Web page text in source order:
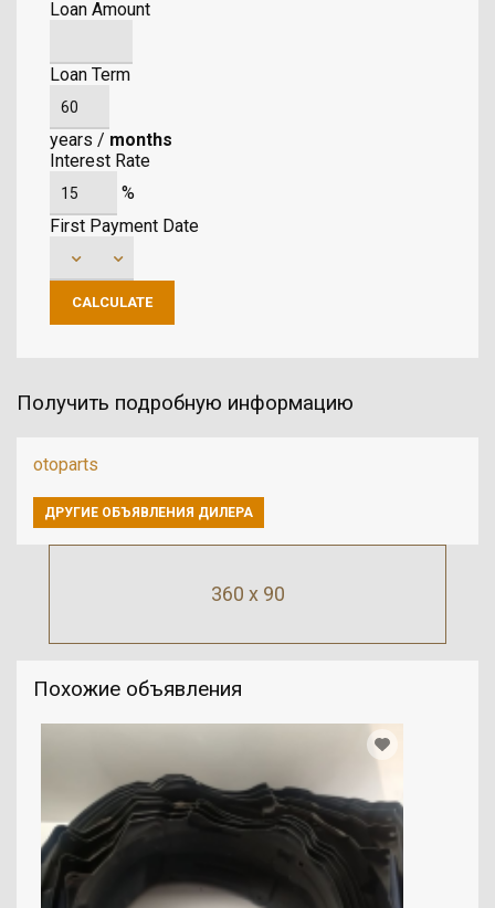
360 x 90
Похожие объявления
Loan Amount
Loan Term
years / months
Interest Rate
%
First Payment Date
Получить подробную информацию
otoparts
ДРУГИЕ ОБЪЯВЛЕНИЯ ДИЛЕРА